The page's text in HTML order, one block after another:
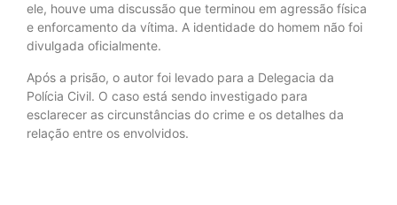
ele, houve uma discussão que terminou em agressão física
e enforcamento da vítima. A identidade do homem não foi
divulgada oficialmente.
Após a prisão, o autor foi levado para a Delegacia da
Polícia Civil. O caso está sendo investigado para
esclarecer as circunstâncias do crime e os detalhes da
relação entre os envolvidos.